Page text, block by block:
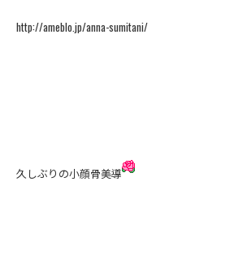
http://ameblo.jp/anna-sumitani/
久しぶりの小顔骨美導